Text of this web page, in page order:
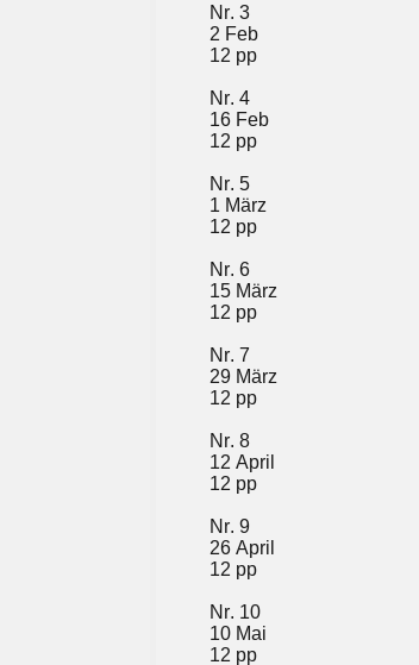
Nr. 3
2 Feb
12 pp
Nr. 4
16 Feb
12 pp
Nr. 5
1 März
12 pp
Nr. 6
15 März
12 pp
Nr. 7
29 März
12 pp
Nr. 8
12 April
12 pp
Nr. 9
26 April
12 pp
Nr. 10
10 Mai
12 pp